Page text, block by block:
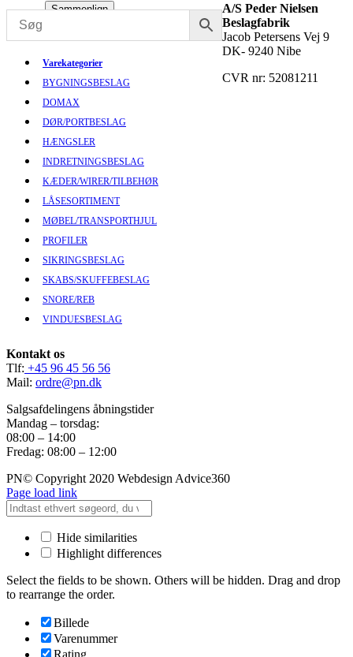
Sammenlign
Varekategorier
BYGNINGSBESLAG
DOMAX
DØR/PORTBESLAG
HÆNGSLER
INDRETNINGSBESLAG
KÆDER/WIRER/TILBEHØR
LÅSESORTIMENT
MØBEL/TRANSPORTHJUL
PROFILER
SIKRINGSBESLAG
SKABS/SKUFFEBESLAG
SNORE/REB
VINDUESBESLAG
A/S Peder Nielsen
Beslagfabrik
Jacob Petersens Vej 9
DK- 9240 Nibe
CVR nr: 52081211
Kontakt os
Tlf: +45 96 45 56 56
Mail: ordre@pn.dk
Salgsafdelingens åbningstider
Mandag – torsdag:
08:00 – 14:00
Fredag: 08:00 – 12:00
PN© Copyright 2020 Webdesign Advice360
Page load link
Hide similarities
Highlight differences
Select the fields to be shown. Others will be hidden. Drag and drop
to rearrange the order.
Billede
Varenummer
Rating